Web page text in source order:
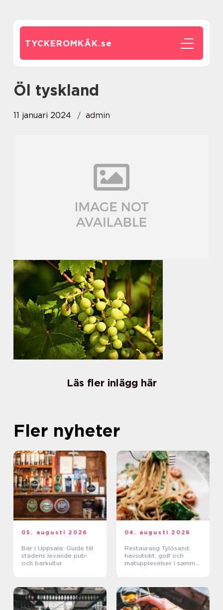
TYCKEROMKÄK.se
öl tyskland
11 januari 2024 admin
Läs fler inlägg här
Fler nyheter
05. augusti 2026
Bar i Uppsala: Guide till
stadens levande pub-
och barkultur
04. augusti 2026
Restaurang Tylösand:
havsutsikt, golf och
matupplevelser i samma